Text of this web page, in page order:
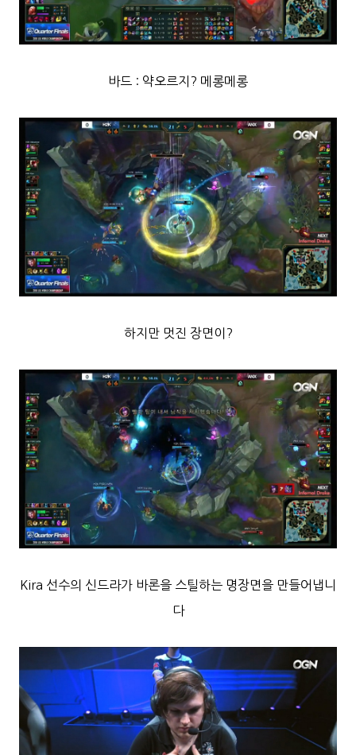
바드 : 약오르지? 메롱메롱
하지만 멋진 장면이?
Kira 선수의 신드라가 바론을 스틸하는 명장면을 만들어냅니
다